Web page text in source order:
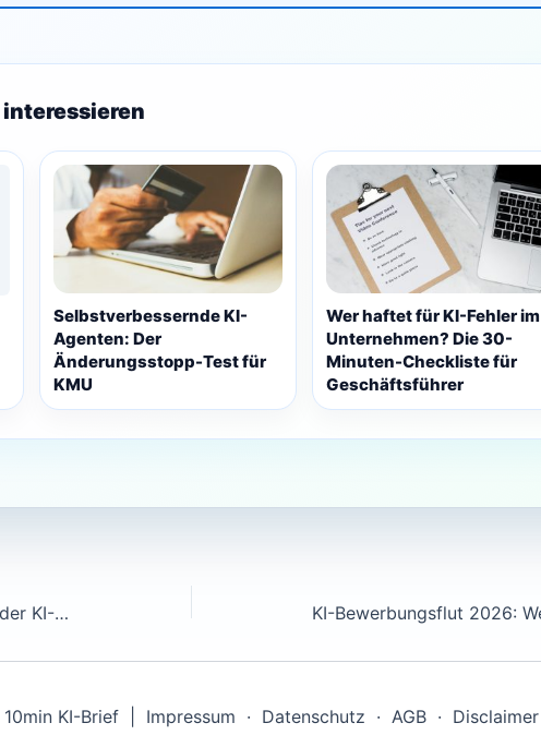
Selbstverbessernde KI-
Agenten: Der
Änderungsstopp-Test für
KMU
Wer haftet für KI-Fehler im
Unternehmen? Die 30-
Minuten-Checkliste für
Geschäftsführer
OpenAI GPT-5 und die Verschiebung der KI-Einkaufsentscheidungen 2026: Warum KMU ihre Modell-Strategie neu überdenken
KI-Brief | Impressum · Datenschutz · AGB · Disclaimer